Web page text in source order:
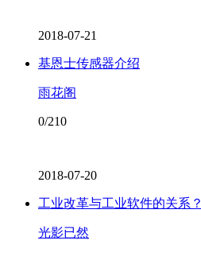
2018-07-21
基恩士传感器介绍
雨花阁
0/210
2018-07-20
工业改革与工业软件的关系？
光影已然